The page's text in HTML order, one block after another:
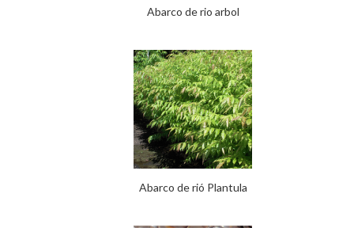
Abarco de rio arbol
Abarco de rió Plantula